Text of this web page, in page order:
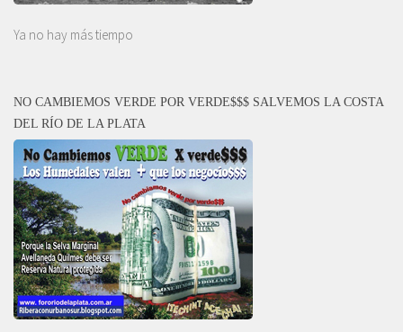
Ya no hay más tiempo
NO CAMBIEMOS VERDE POR VERDE$$$ SALVEMOS LA COSTA
DEL RÍO DE LA PLATA